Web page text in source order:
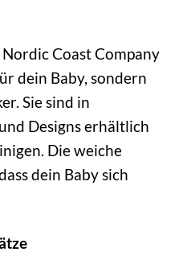
Coast Company
dein Baby, sondern
Sie sind in
Designs erhältlich
Die weiche
dein Baby sich